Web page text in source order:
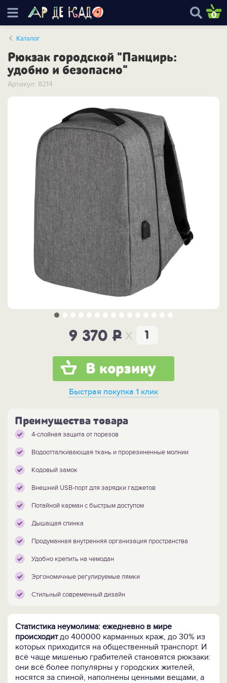
0
Каталог
Рюкзак городской "Панцирь:
удобно и безопасно"
Артикул: 8214
9 370 P x
В корзину
Быстрая покупка 1 клик
Преимущества товара
4-слойная защита от порезов
Водоотталкивающая ткань и прорезиненные молнии
Кодовый замок
Внешний USB-порт для зарядки гаджетов
Потайной карман с быстрым доступом
Дышащая спинка
Продуманная внутренняя организация пространства
Удобно крепить на чемодан
Эргономичные регулируемые лямки
Стильный современный дизайн
Статистика неумолима: ежедневно в мире
происходитдо 400000 карманных краж, до 30% из
которых приходится на общественный транспорт. И
всё чаще мишенью грабителей становятся рюкзаки:
они всё более популярны у городских жителей,
носятся за спиной, наполнены ценными вещами, а